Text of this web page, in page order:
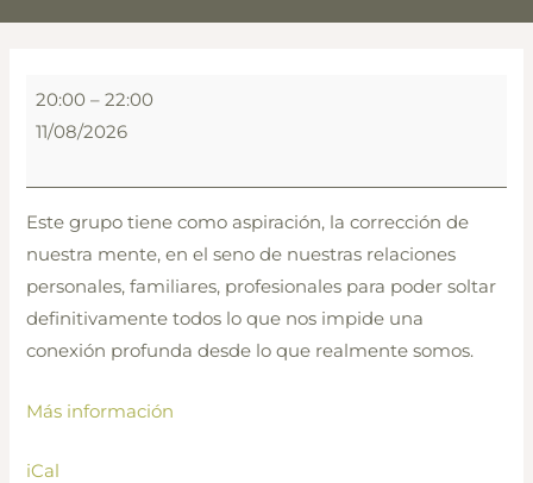
Grupo
de
Guiada
“
GRID”
20:00 –22:00
11/08/2026
Este grupo tiene como aspiración, la corrección de
nuestra mente, en el seno de nuestras relaciones
personales, familiares, profesionales para poder soltar
definitivamente todos lo que nos impide una
conexión profunda desde lo que realmente somos.
Más información
iCal